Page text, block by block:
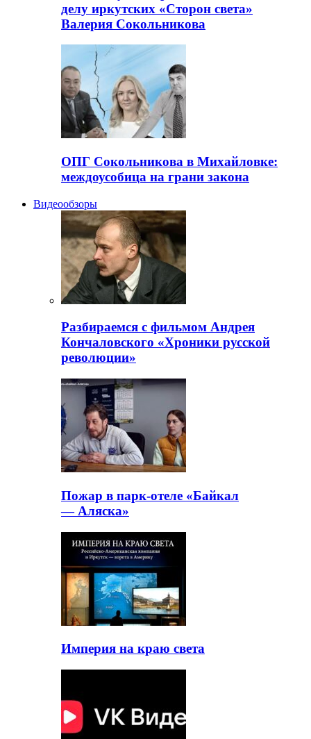
делу иркутских «Сторон света»
Валерия Сокольникова
ОПГ Сокольникова в Михайловке:
междоусобица на грани закона
Видеообзоры
Разбираемся с фильмом Андрея
Кончаловского «Хроники русской
революции»
Пожар в парк-отеле «Байкал
— Аляска»
Империя на краю света